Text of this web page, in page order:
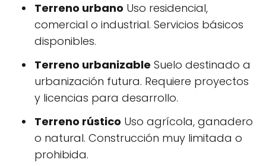
Terreno urbano Uso residencial,
comercial o industrial. Servicios básicos
disponibles.
Terreno urbanizable Suelo destinado a
urbanización futura. Requiere proyectos
y licencias para desarrollo.
Terreno rústico Uso agrícola, ganadero
o natural. Construcción muy limitada o
prohibida.